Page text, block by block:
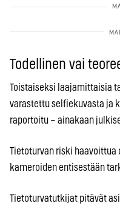
Todellinen vai
Toistaiseksi laajamittaisia
varastettu selfiekuvasta ja
raportoitu – ainakaan
Tietoturvan riski haavoittua
kameroiden entisestään
Tietoturvatutkijat pitävät